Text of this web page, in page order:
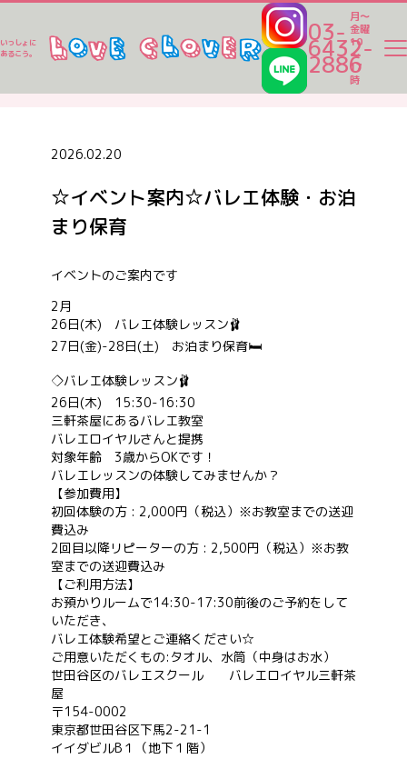
いっしょに
あるこう。
03-
6432-
2886
月～
金曜
10
～
17
時
一時保育
ベビーシッター
家事代行
認可保育園一覧
お問い合わせ
会社概要
2026.02.20
☆イベント案内☆バレエ体験・お泊
まり保育
イベントのご案内です
2月
26日(木) バレエ体験レッスン🩰
27日(金)-28日(土) お泊まり保育🛏️
◇バレエ体験レッスン🩰
26日(木) 15:30-16:30
三軒茶屋にあるバレエ教室
バレエロイヤルさんと提携
対象年齢 3歳からOKです！
バレエレッスンの体験してみませんか？
【参加費用】
初回体験の方 : 2,000円（税込）※お教室までの送迎
費込み
2回目以降リピーターの方 : 2,500円（税込）※お教
室までの送迎費込み
【ご利用方法】
お預かりルームで14:30-17:30前後のご予約をして
いただき、
バレエ体験希望とご連絡ください☆
ご用意いただくもの:タオル、水筒（中身はお水）
世田谷区のバレエスクール バレエロイヤル三軒茶
屋
〒154-0002
東京都世田谷区下馬2-21-1
イイダビルB１（地下１階）